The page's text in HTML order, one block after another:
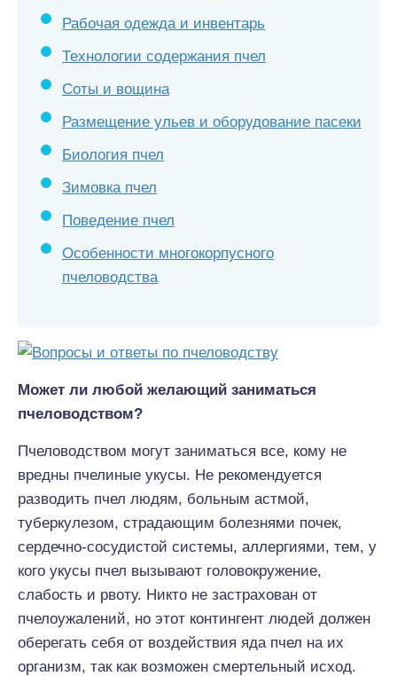
Рабочая одежда и инвентарь
Технологии содержания пчел
Соты и вощина
Размещение ульев и оборудование пасеки
Биология пчел
Зимовка пчел
Поведение пчел
Особенности многокорпусного
пчеловодства
Может ли любой желающий заниматься
пчеловодством?
Пчеловодством могут заниматься все, кому не
вредны пчелиные укусы. Не рекомендуется
разводить пчел людям, больным астмой,
туберкулезом, страдающим болезнями почек,
сердечно-сосудистой системы, аллергиями, тем, у
кого укусы пчел вызывают головокружение,
слабость и рвоту. Никто не застрахован от
пчелоужалений, но этот контингент людей должен
оберегать себя от воздействия яда пчел на их
организм, так как возможен смертельный исход.